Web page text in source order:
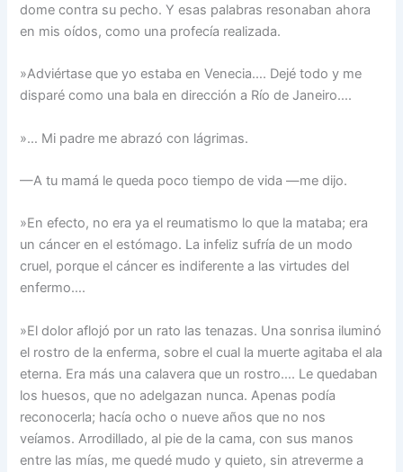
dome contra su pecho. Y esas palabras resonaban ahora
en mis oídos, como una profecía realizada.
»Adviértase que yo estaba en Venecia…. Dejé todo y me
disparé como una bala en dirección a Río de Janeiro….
»… Mi padre me abrazó con lágrimas.
—A tu mamá le queda poco tiempo de vida —me dijo.
»En efecto, no era ya el reumatismo lo que la mataba; era
un cáncer en el estómago. La infeliz sufría de un modo
cruel, porque el cáncer es indiferente a las virtudes del
enfermo….
»El dolor aflojó por un rato las tenazas. Una sonrisa ilu­minó
el rostro de la enferma, sobre el cual la muerte agitaba el ala
eterna. Era más una calavera que un rostro…. Le quedaban
los hue­sos, que no adelgazan nunca. Apenas podía
reconocerla; ha­cía ocho o nueve años que no nos
veíamos. Arrodillado, al pie de la cama, con sus manos
entre las mías, me quedé mu­do y quieto, sin atreverme a